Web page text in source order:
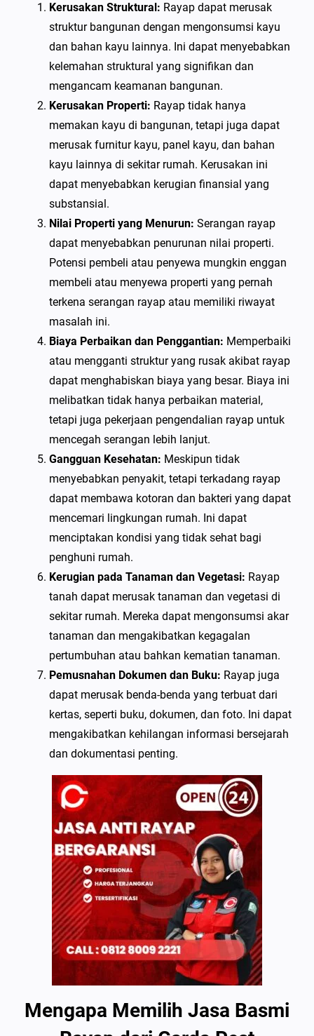
Kerusakan Struktural: Rayap dapat merusak
struktur bangunan dengan mengonsumsi kayu
dan bahan kayu lainnya. Ini dapat menyebabkan
kelemahan struktural yang signifikan dan
mengancam keamanan bangunan.
Kerusakan Properti: Rayap tidak hanya
memakan kayu di bangunan, tetapi juga dapat
merusak furnitur kayu, panel kayu, dan bahan
kayu lainnya di sekitar rumah. Kerusakan ini
dapat menyebabkan kerugian finansial yang
substansial.
Nilai Properti yang Menurun: Serangan rayap
dapat menyebabkan penurunan nilai properti.
Potensi pembeli atau penyewa mungkin enggan
membeli atau menyewa properti yang pernah
terkena serangan rayap atau memiliki riwayat
masalah ini.
Biaya Perbaikan dan Penggantian: Memperbaiki
atau mengganti struktur yang rusak akibat rayap
dapat menghabiskan biaya yang besar. Biaya ini
melibatkan tidak hanya perbaikan material,
tetapi juga pekerjaan pengendalian rayap untuk
mencegah serangan lebih lanjut.
Gangguan Kesehatan: Meskipun tidak
menyebabkan penyakit, tetapi terkadang rayap
dapat membawa kotoran dan bakteri yang dapat
mencemari lingkungan rumah. Ini dapat
menciptakan kondisi yang tidak sehat bagi
penghuni rumah.
Kerugian pada Tanaman dan Vegetasi: Rayap
tanah dapat merusak tanaman dan vegetasi di
sekitar rumah. Mereka dapat mengonsumsi akar
tanaman dan mengakibatkan kegagalan
pertumbuhan atau bahkan kematian tanaman.
Pemusnahan Dokumen dan Buku: Rayap juga
dapat merusak benda-benda yang terbuat dari
kertas, seperti buku, dokumen, dan foto. Ini dapat
mengakibatkan kehilangan informasi bersejarah
dan dokumentasi penting.
Mengapa Memilih Jasa Basmi